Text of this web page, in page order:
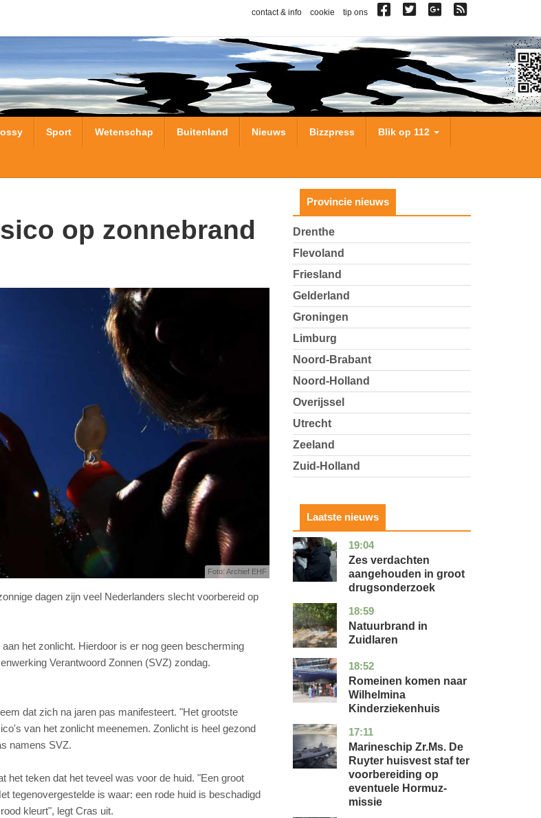
contact & info cookie tip ons
Sport Wetenschap Buitenland Nieuws Bizzpress Blik op 112
Foto: Archief EHF
dagen zijn veel Nederlanders slecht voorbereid op
het zonlicht. Hierdoor is er nog geen bescherming
Verantwoord Zonnen (SVZ) zondag.
dat zich na jaren pas manifesteert. "Het grootste
van het zonlicht meenemen. Zonlicht is heel gezond
namens SVZ.
het teken dat het teveel was voor de huid. "Een groot
tegenovergestelde is waar: een rode huid is beschadigd
kleurt", legt Cras uit.
Provincie nieuws
Drenthe
Flevoland
Friesland
Gelderland
Groningen
Limburg
Noord-Brabant
Noord-Holland
Overijssel
Utrecht
Zeeland
Zuid-Holland
Laatste nieuws
19:04
zuid-
holland
nieuws
Zes verdachten
aangehouden in groot
drugsonderzoek
18:59
drenthe
nieuws
Natuurbrand in
Zuidlaren
18:52
utrecht
nieuws
Romeinen komen naar
Wilhelmina
Kinderziekenhuis
17:11
zuid-
holland
nieuws
Marineschip Zr.Ms. De
Ruyter huisvest staf ter
voorbereiding op
eventuele Hormuz-
missie